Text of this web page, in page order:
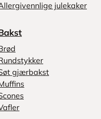
julekaker
gjærbakst